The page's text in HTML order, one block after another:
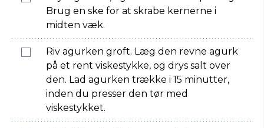
Brug en ske for at skrabe kernerne i
midten væk.
Riv agurken groft. Læg den revne agurk
på et rent viskestykke, og drys salt over
den. Lad agurken trække i 15 minutter,
inden du presser den tør med
viskestykket.